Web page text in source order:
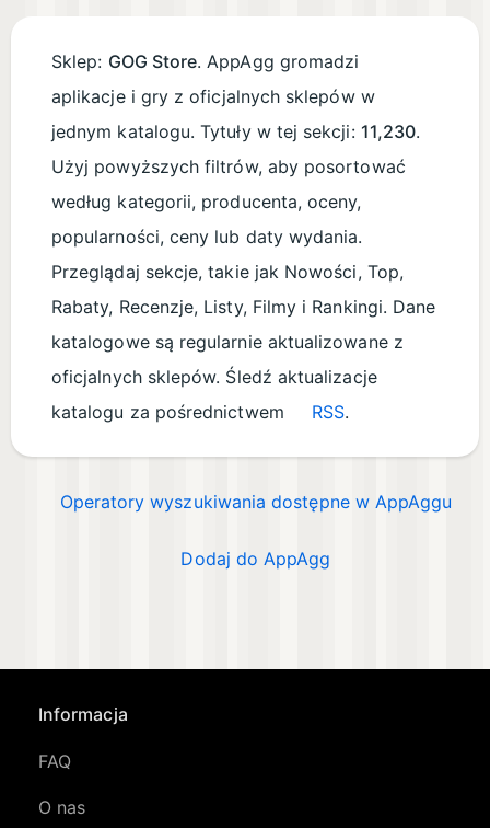
Sklep: GOG Store. AppAgg gromadzi
aplikacje i gry z oficjalnych sklepów w
jednym katalogu. Tytuły w tej sekcji: 11,230.
Użyj powyższych filtrów, aby posortować
według kategorii, producenta, oceny,
popularności, ceny lub daty wydania.
Przeglądaj sekcje, takie jak Nowości, Top,
Rabaty, Recenzje, Listy, Filmy i Rankingi. Dane
katalogowe są regularnie aktualizowane z
oficjalnych sklepów. Śledź aktualizacje
katalogu za pośrednictwem
RSS.
Operatory wyszukiwania dostępne w AppAggu
Dodaj do AppAgg
Informacja
FAQ
O nas